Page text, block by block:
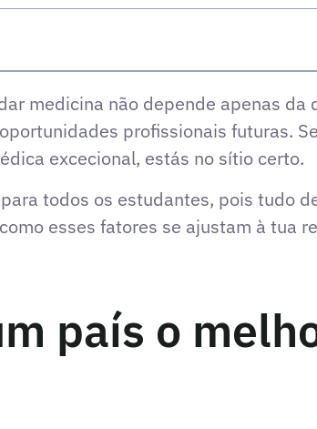
medicina não depende apenas
profissionais futuras.
excecional, estás no sítio certo.
todos os estudantes, pois tudo
esses fatores se ajustam à tua
país o